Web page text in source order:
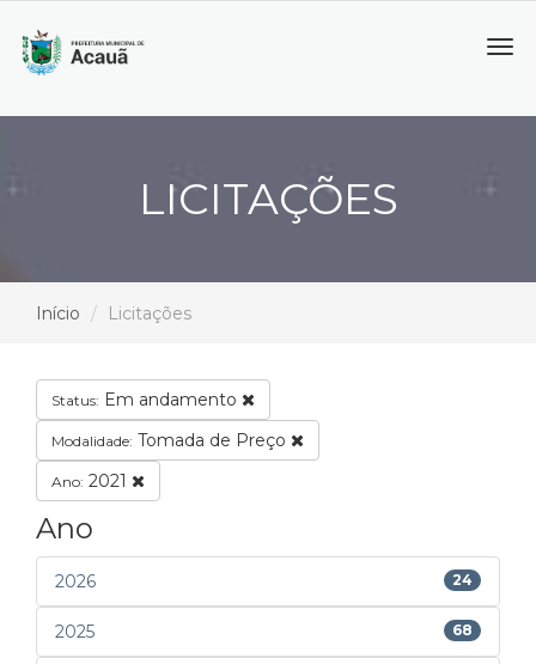
LICITAÇÕES
Início Licitações
Status: Em andamento
Modalidade: Tomada de Preço
Ano: 2021
Ano
2026 24
2025 68